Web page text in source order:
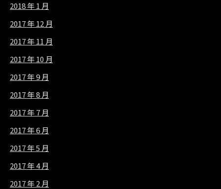
2018 年 1 月
2017 年 12 月
2017 年 11 月
2017 年 10 月
2017 年 9 月
2017 年 8 月
2017 年 7 月
2017 年 6 月
2017 年 5 月
2017 年 4 月
2017 年 2 月